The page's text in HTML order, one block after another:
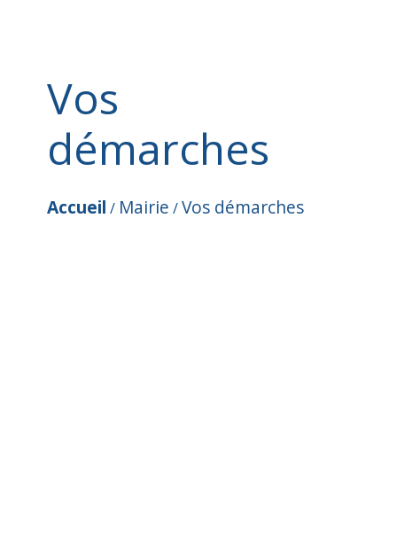
Vos
démarches
Accueil / Mairie /Vos démarches